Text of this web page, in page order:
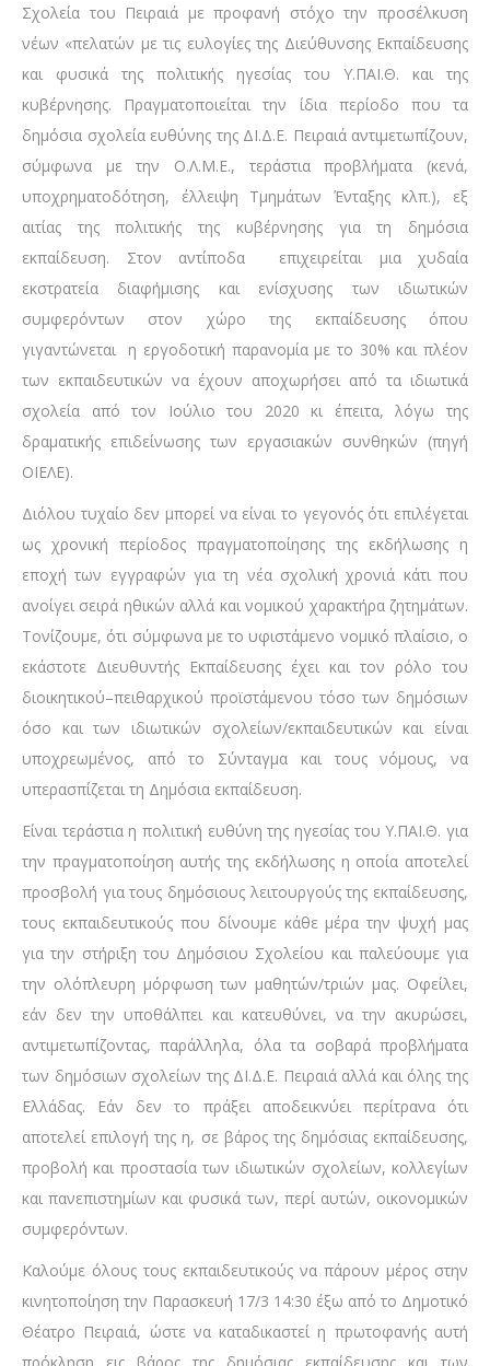
Σχολεία του Πειραιά με προφανή στόχο την προσέλκυση
νέων «πελατών με τις ευλογίες της Διεύθυνσης Εκπαίδευσης
και φυσικά της πολιτικής ηγεσίας του Υ.ΠΑΙ.Θ. και της
κυβέρνησης. Πραγματοποιείται την ίδια περίοδο που τα
δημόσια σχολεία ευθύνης της ΔΙ.Δ.Ε. Πειραιά αντιμετωπίζουν,
σύμφωνα με την Ο.Λ.Μ.Ε., τεράστια προβλήματα (κενά,
υποχρηματοδότηση, έλλειψη Τμημάτων Ένταξης κλπ.), εξ
αιτίας της πολιτικής της κυβέρνησης για τη δημόσια
εκπαίδευση. Στον αντίποδα επιχειρείται μια χυδαία
εκστρατεία διαφήμισης και ενίσχυσης των ιδιωτικών
συμφερόντων στον χώρο της εκπαίδευσης όπου
γιγαντώνεται η εργοδοτική παρανομία με το 30% και πλέον
των εκπαιδευτικών να έχουν αποχωρήσει από τα ιδιωτικά
σχολεία από τον Ιούλιο του 2020 κι έπειτα, λόγω της
δραματικής επιδείνωσης των εργασιακών συνθηκών (πηγή
ΟΙΕΛΕ).
Διόλου τυχαίο δεν μπορεί να είναι το γεγονός ότι επιλέγεται
ως χρονική περίοδος πραγματοποίησης της εκδήλωσης η
εποχή των εγγραφών για τη νέα σχολική χρονιά κάτι που
ανοίγει σειρά ηθικών αλλά και νομικού χαρακτήρα ζητημάτων.
Τονίζουμε, ότι σύμφωνα με το υφιστάμενο νομικό πλαίσιο, ο
εκάστοτε Διευθυντής Εκπαίδευσης έχει και τον ρόλο του
διοικητικού–πειθαρχικού προϊστάμενου τόσο των δημόσιων
όσο και των ιδιωτικών σχολείων/εκπαιδευτικών και είναι
υποχρεωμένος, από το Σύνταγμα και τους νόμους, να
υπερασπίζεται τη Δημόσια εκπαίδευση.
Είναι τεράστια η πολιτική ευθύνη της ηγεσίας του Υ.ΠΑΙ.Θ. για
την πραγματοποίηση αυτής της εκδήλωσης η οποία αποτελεί
προσβολή για τους δημόσιους λειτουργούς της εκπαίδευσης,
τους εκπαιδευτικούς που δίνουμε κάθε μέρα την ψυχή μας
για την στήριξη του Δημόσιου Σχολείου και παλεύουμε για
την ολόπλευρη μόρφωση των μαθητών/τριών μας. Οφείλει,
εάν δεν την υποθάλπει και κατευθύνει, να την ακυρώσει,
αντιμετωπίζοντας, παράλληλα, όλα τα σοβαρά προβλήματα
των δημόσιων σχολείων της ΔΙ.Δ.Ε. Πειραιά αλλά και όλης της
Ελλάδας. Εάν δεν το πράξει αποδεικνύει περίτρανα ότι
αποτελεί επιλογή της η, σε βάρος της δημόσιας εκπαίδευσης,
προβολή και προστασία των ιδιωτικών σχολείων, κολλεγίων
και πανεπιστημίων και φυσικά των, περί αυτών, οικονομικών
συμφερόντων.
Καλούμε όλους τους εκπαιδευτικούς να πάρουν μέρος στην
κινητοποίηση την Παρασκευή 17/3 14:30 έξω από το Δημοτικό
Θέατρο Πειραιά, ώστε να καταδικαστεί η πρωτοφανής αυτή